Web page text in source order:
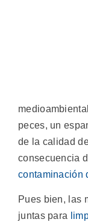
peces, un
de la calidad
consecuencia
contaminación
Pues bien, las
juntas para